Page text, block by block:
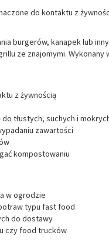
do kontaktu z
burgerów, kanapek lub
ze znajomymi.
z żywnością
tłustych, suchych i
zawartości
kompostowaniu
w ogrodzie
typu fast food
do dostawy
czy food trucków